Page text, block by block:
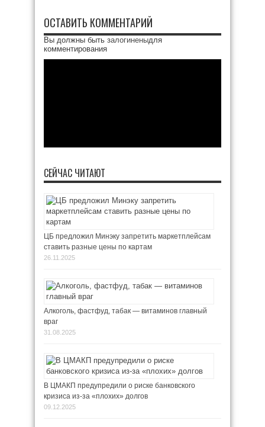
ОСТАВИТЬ КОММЕНТАРИЙ
Вы должны быть залогиненыдля
комментирования
СЕЙЧАС ЧИТАЮТ
ЦБ предложил Минэку запретить маркетплейсам
ставить разные цены по картам
26.11.2025
Алкоголь, фастфуд, табак — витаминов главный
враг
31.08.2025
В ЦМАКП предупредили о риске банковского
кризиса из-за «плохих» долгов
09.12.2025